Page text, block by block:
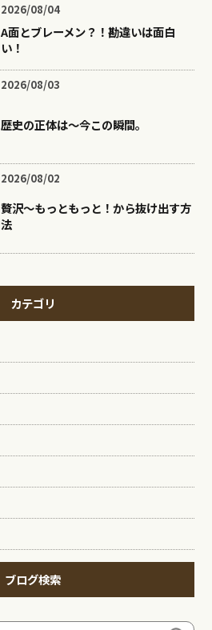
2026/08/04
A面とブレーメン？！勘違いは面白
い！
2026/08/03
歴史の正体は〜今この瞬間。
2026/08/02
贅沢〜もっともっと！から抜け出す方
法
カテゴリ
ブログ検索